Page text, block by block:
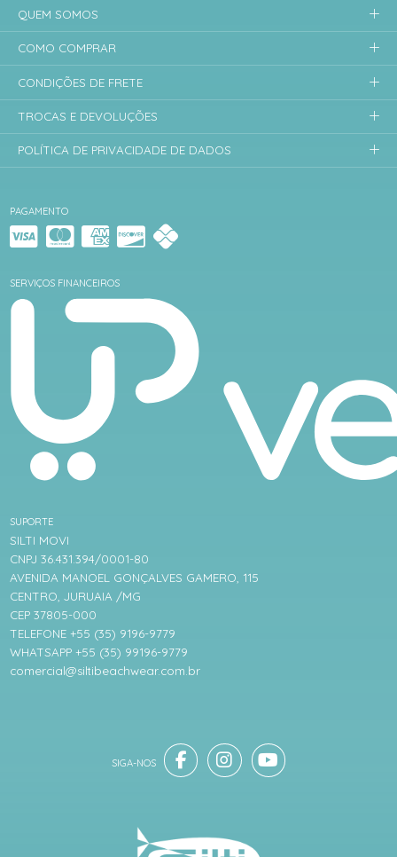
PAGAMENTO
SERVIÇOS FINANCEIROS
SUPORTE
SILTI MOVI
CNPJ 36.431.394/0001-80
AVENIDA MANOEL GONÇALVES GAMERO, 115
CENTRO, JURUAIA /MG
CEP 37805-000
TELEFONE +55 (35) 9196-9779
WHATSAPP +55 (35) 99196-9779
comercial@siltibeachwear.com.br
QUEM SOMOS
COMO COMPRAR
CONDIÇÕES DE FRETE
TROCAS E DEVOLUÇÕES
POLÍTICA DE PRIVACIDADE DE DADOS